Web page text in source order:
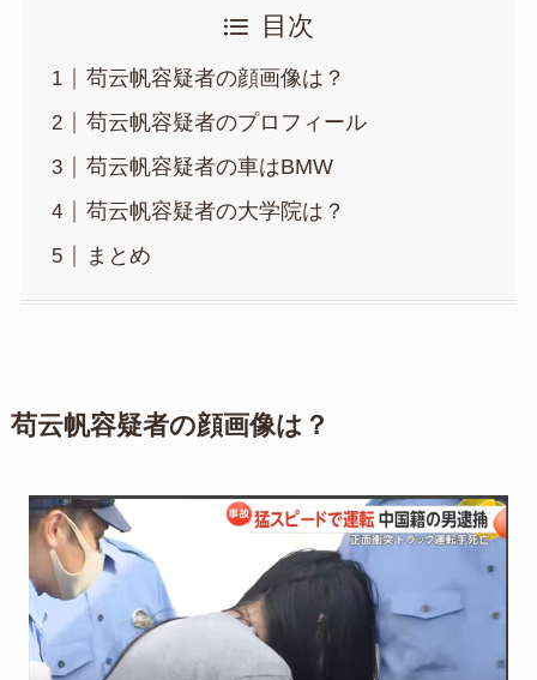
目次
苟云帆容疑者の顔画像は？
苟云帆容疑者のプロフィール
苟云帆容疑者の車はBMW
苟云帆容疑者の大学院は？
まとめ
苟云帆容疑者の顔画像は？